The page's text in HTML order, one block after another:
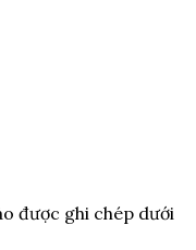
được ghi chép dưới